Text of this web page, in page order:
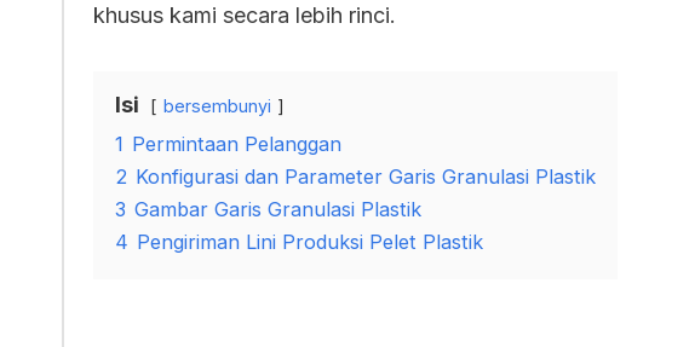
khusus kami secara lebih rinci.
Isi bersembunyi
1 Permintaan Pelanggan
2 Konfigurasi dan Parameter Garis Granulasi Plastik
3 Gambar Garis Granulasi Plastik
4 Pengiriman Lini Produksi Pelet Plastik